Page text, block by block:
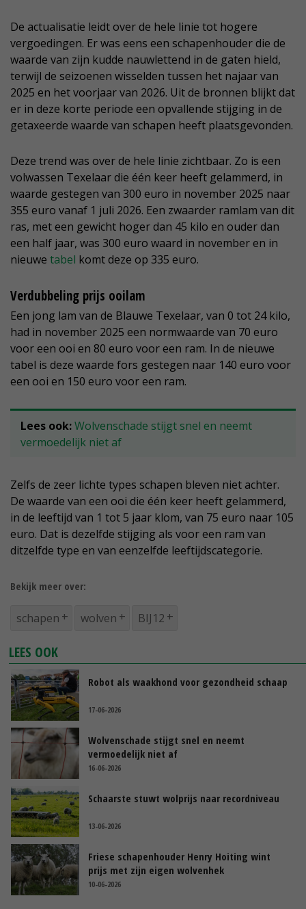
De actualisatie leidt over de hele linie tot hogere
vergoedingen. Er was eens een schapenhouder die de
waarde van zijn kudde nauwlettend in de gaten hield,
terwijl de seizoenen wisselden tussen het najaar van
2025 en het voorjaar van 2026. Uit de bronnen blijkt dat
er in deze korte periode een opvallende stijging in de
getaxeerde waarde van schapen heeft plaatsgevonden.
Deze trend was over de hele linie zichtbaar. Zo is een
volwassen Texelaar die één keer heeft gelammerd, in
waarde gestegen van 300 euro in november 2025 naar
355 euro vanaf 1 juli 2026. Een zwaarder ramlam van dit
ras, met een gewicht hoger dan 45 kilo en ouder dan
een half jaar, was 300 euro waard in november en in
nieuwe tabel komt deze op 335 euro.
Verdubbeling prijs ooilam
Een jong lam van de Blauwe Texelaar, van 0 tot 24 kilo,
had in november 2025 een normwaarde van 70 euro
voor een ooi en 80 euro voor een ram. In de nieuwe
tabel is deze waarde fors gestegen naar 140 euro voor
een ooi en 150 euro voor een ram.
Lees ook:Wolvenschade stijgt snel en neemt
vermoedelijk niet af
Zelfs de zeer lichte types schapen bleven niet achter.
De waarde van een ooi die één keer heeft gelammerd,
in de leeftijd van 1 tot 5 jaar klom, van 75 euro naar 105
euro. Dat is dezelfde stijging als voor een ram van
ditzelfde type en van eenzelfde leeftijdscategorie.
Bekijk meer over:
schapen wolven BIJ12
LEES OOK
Robot als waakhond voor gezondheid schaap
17-06-2026
Wolvenschade stijgt snel en neemt
vermoedelijk niet af
16-06-2026
Schaarste stuwt wolprijs naar recordniveau
13-06-2026
Friese schapenhouder Henry Hoiting wint
prijs met zijn eigen wolvenhek
10-06-2026